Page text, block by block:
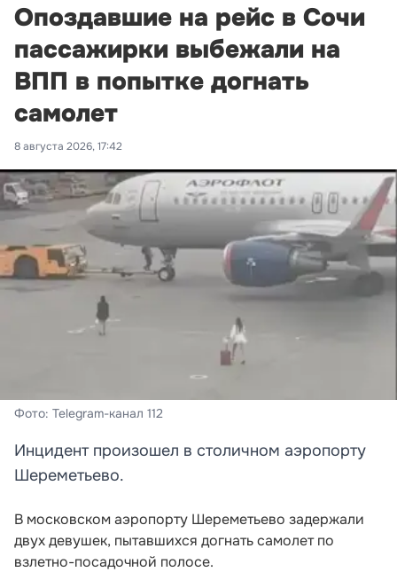
Опоздавшие на рейс в Сочи
пассажирки выбежали на
ВПП в попытке догнать
самолет
8 августа 2026, 17:42
Фото: Telegram-канал 112
Инцидент произошел в столичном аэропорту
Шереметьево.
В московском аэропорту Шереметьево задержали
двух девушек, пытавшихся догнать самолет по
взлетно-посадочной полосе.